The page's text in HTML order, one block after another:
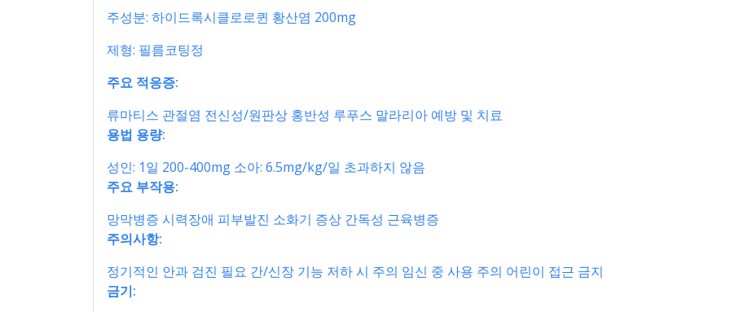
주성분: 하이드록시클로로퀸 황산염 200mg
제형: 필름코팅정
주요 적응증:
류마티스 관절염 전신성/원판상 홍반성 루푸스 말라리아 예방 및 치료
용법 용량:
성인: 1일 200-400mg 소아: 6.5mg/kg/일 초과하지 않음
주요 부작용:
망막병증 시력장애 피부발진 소화기 증상 간독성 근육병증
주의사항:
정기적인 안과 검진 필요 간/신장 기능 저하 시 주의 임신 중 사용 주의 어린이 접근 금지
금기: